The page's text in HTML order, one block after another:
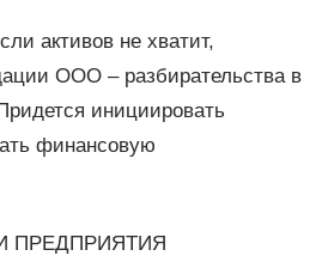
активов не хватит,
ООО – разбирательства в
инициировать
финансовую
ПРЕДПРИЯТИЯ